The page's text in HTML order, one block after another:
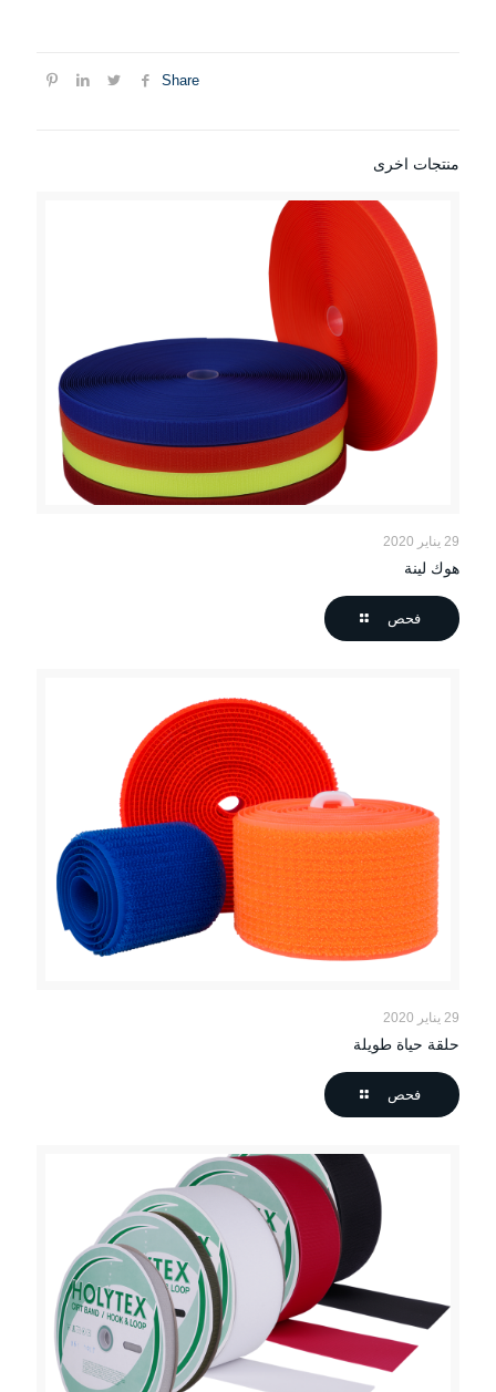
Share
منتجات اخرى
29 يناير 2020
هوك لينة
فحص
29 يناير 2020
حلقة حياة طويلة
فحص